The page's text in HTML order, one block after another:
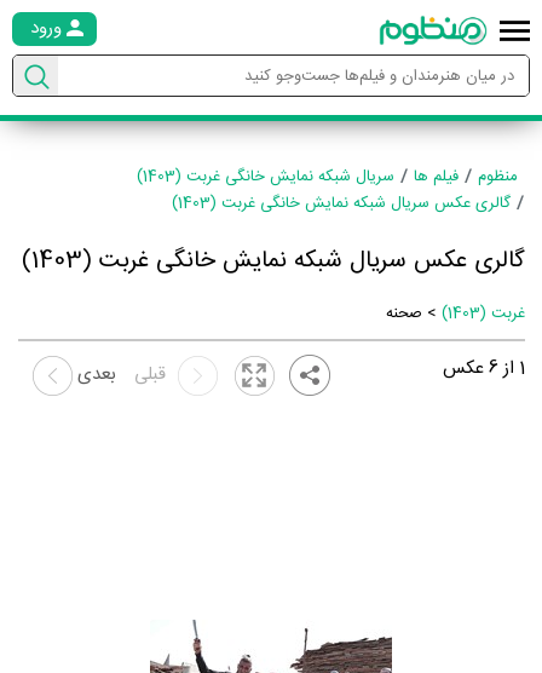
ورود
منظوم فیلم ها
سریال شبکه نمایش خانگی غربت (1403)
گالری عکس سریال شبکه نمایش خانگی غربت (1403)
گالری عکس سریال شبکه نمایش خانگی غربت (1403)
غربت (1403) > صحنه
1 از6عکس بعدی قبلی